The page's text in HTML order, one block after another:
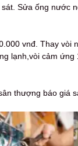
Sửa ống nước
vnđ. Thay vòi
lạnh,vòi cảm ứng
thượng báo giá